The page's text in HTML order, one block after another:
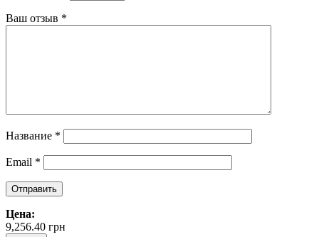
Ваш отзыв *
Название *
Email *
Цена:
9,256.40 грн